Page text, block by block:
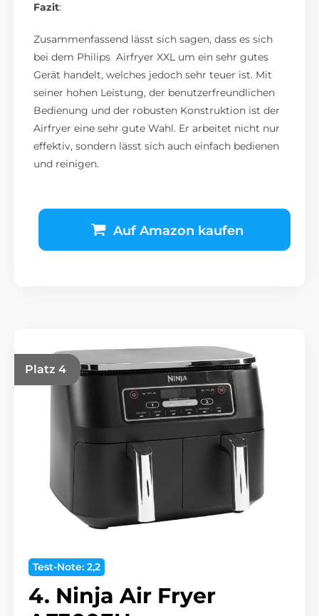
Fazit:
Zusammenfassend lässt sich sagen, dass es sich
bei dem Philips Airfryer XXL um ein sehr gutes
Gerät handelt, welches jedoch sehr teuer ist. Mit
seiner hohen Leistung, der benutzerfreundlichen
Bedienung und der robusten Konstruktion ist der
Airfryer eine sehr gute Wahl. Er arbeitet nicht nur
effektiv, sondern lässt sich auch einfach bedienen
und reinigen.
Auf Amazon kaufen
Platz 4
Test-Note: 2,2
4. Ninja Air Fryer